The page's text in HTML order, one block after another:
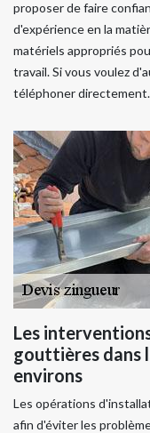
proposer de faire
d'expérience en la
matériels appropriés
travail. Si vous voulez
téléphoner directement.
Les
gouttières dans
environs
Les opérations
afin d'éviter les